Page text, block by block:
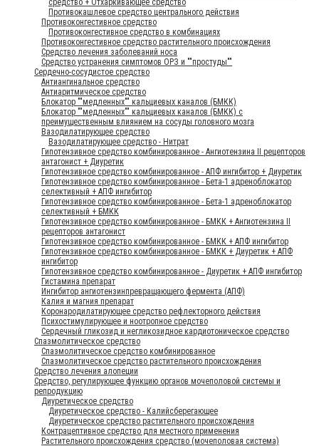
средство + Отхаркивающее средство
Противокашлевое средство центрального действия
Противоконгестивное средство
Противоконгестивное средство в комбинациях
Противоконгестивное средство растительного происхождения
Средство лечения заболеваний носа
Средство устранения симптомов ОРЗ и ""простуды""
Сердечно-сосудистое средство
Антиангинальное средство
Антиаритмическое средство
Блокатор ""медленных"" кальциевых каналов (БМКК)
Блокатор ""медленных"" кальциевых каналов (БМКК) с
преимущественным влиянием на сосуды головного мозга
Вазодилатирующее средство
Вазодилатирующее средство - Нитрат
Гипотензивное средство комбинированное - Ангиотензина II рецепторов
антагонист + Диуретик
Гипотензивное средство комбинированное - АПФ ингибитор + Диуретик
Гипотензивное средство комбинированное - Бета-1 адреноблокатор
селективный + АПФ ингибитор
Гипотензивное средство комбинированное - Бета-1 адреноблокатор
селективный + БМКК
Гипотензивное средство комбинированное - БМКК + Ангиотензина II
рецепторов антагонист
Гипотензивное средство комбинированное - БМКК + АПФ ингибитор
Гипотензивное средство комбинированное - БМКК + Диуретик + АПФ
ингибитор
Гипотензивное средство комбинированное - Диуретик + АПФ ингибитор
Гистамина препарат
Ингибитор ангиотензинпревращающего фермента (АПФ)
Калия и магния препарат
Коронародилатирующее средство рефлекторного действия
Психостимулирующее и ноотропное средство
Сердечный гликозид и негликозидное кардиотоническое средство
Спазмолитическое средство
Спазмолитическое средство комбинированное
Спазмолитическое средство растительного происхождения
Средство лечения алопеции
Средство, регулирующее функцию органов мочеполовой системы и
репродукцию
Диуретическое средство
Диуретическое средство - Калийсберегающее
Диуретическое средство растительного происхождения
Контрацептивное средство для местного применения
Растительного происхождения средство (мочеполовая система)